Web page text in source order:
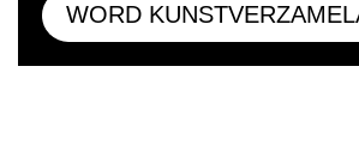
WORD